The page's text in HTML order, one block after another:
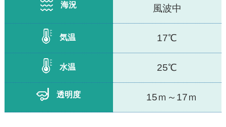
海況 風波中
気温 17℃
水温 25℃
透明度 15ｍ～17ｍ